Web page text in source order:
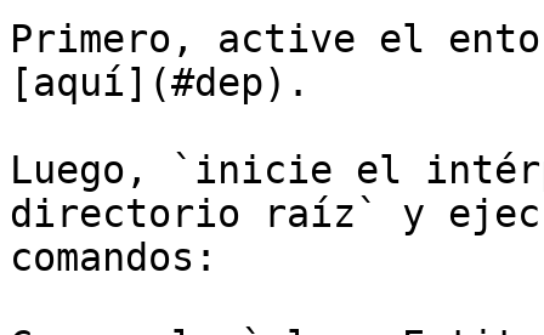
Primero, active el
[aquí](#dep).
Luego, `inicie el
directorio raíz` y
comandos: